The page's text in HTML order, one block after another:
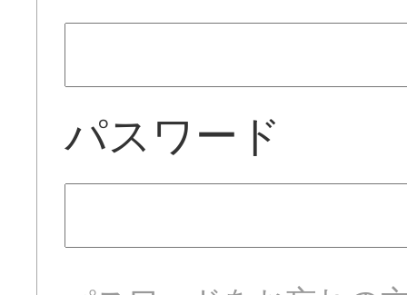
パスワード